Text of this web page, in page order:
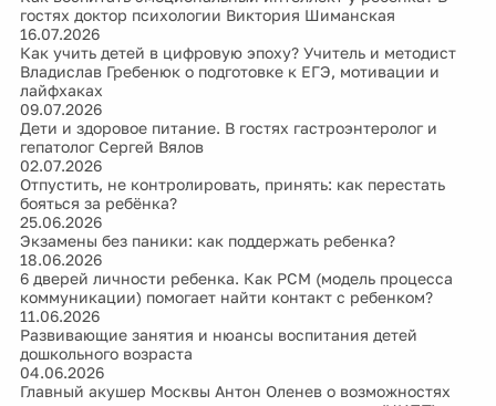
гостях доктор психологии Виктория Шиманская
16.07.2026
Как учить детей в цифровую эпоху? Учитель и методист
Владислав Гребенюк о подготовке к ЕГЭ, мотивации и
лайфхаках
09.07.2026
Дети и здоровое питание. В гостях гастроэнтеролог и
гепатолог Сергей Вялов
02.07.2026
Отпустить, не контролировать, принять: как перестать
бояться за ребёнка?
25.06.2026
Экзамены без паники: как поддержать ребенка?
18.06.2026
6 дверей личности ребенка. Как PCM (модель процесса
коммуникации) помогает найти контакт с ребенком?
11.06.2026
Развивающие занятия и нюансы воспитания детей
дошкольного возраста
04.06.2026
Главный акушер Москвы Антон Оленев о возможностях